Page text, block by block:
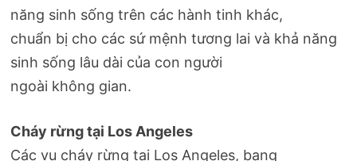
năng sinh sống trên các hành tinh khác,
chuẩn bị cho các sứ mệnh tương lai và khả năng
sinh sống lâu dài của con người
ngoài không gian.
Cháy rừng tại Los Angeles
Các vụ cháy rừng tại Los Angeles, bang